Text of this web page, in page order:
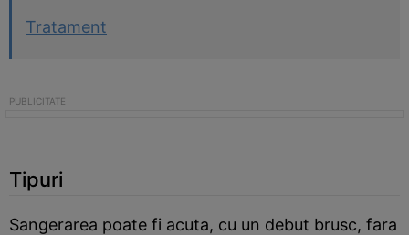
Tratament
Tipuri
Sangerarea poate fi acuta, cu un debut brusc, fara